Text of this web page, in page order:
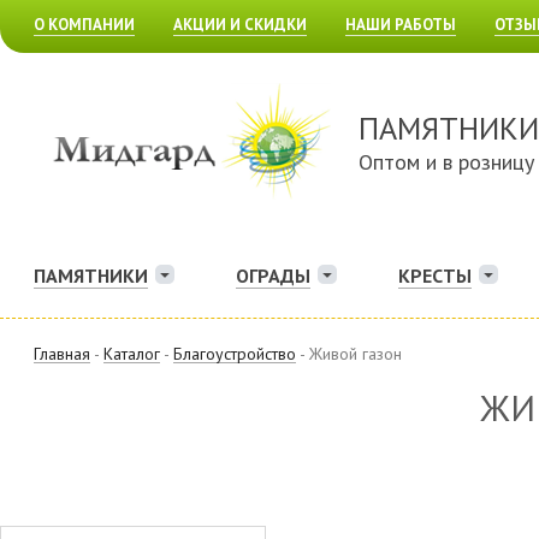
О КОМПАНИИ АКЦИИ И СКИДКИ НАШИ РАБОТЫ
ПАМЯТНИКИ
Оптом и в розницу
ПАМЯТНИКИ ОГРАДЫ КРЕСТЫ
Главная - Каталог - Благоустройство - Живой газон